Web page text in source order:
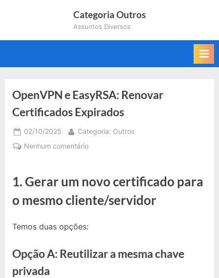
Categoria Outros
Assuntos Diversos
OpenVPN e EasyRSA: Renovar
Certificados Expirados
Posted
on
02/10/2025 By
Categoria: Outros
Nenhum comentárioem
EasyRSA:
Certificados
1.Gerar um novo certificado para
o mesmo cliente/servidor
Temos duas opções:
Opção A: Reutilizar a mesma chave
privada